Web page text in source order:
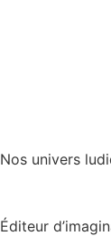
Nos univers
Éditeur